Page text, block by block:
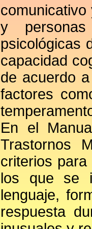
y
psicológicas
capacidad
de acuerdo
factores
En el
Trastornos
criterios para
los que se
lenguaje,
respuesta